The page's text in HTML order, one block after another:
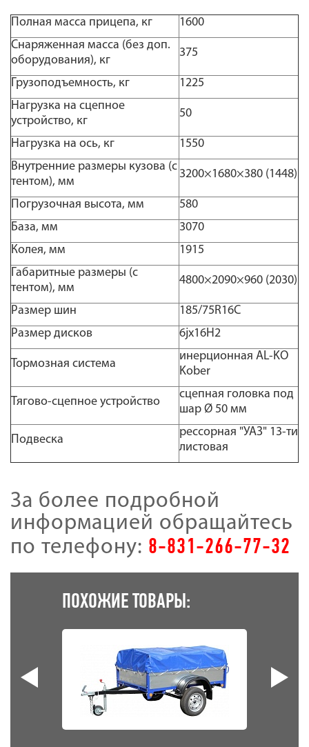
Полная масса прицепа, кг
1600
Снаряженная масса (без доп.
оборудования), кг
375
Грузоподъемность, кг
1225
Нагрузка на сцепное
устройство, кг
50
Нагрузка на ось, кг
1550
Внутренние размеры кузова (с
тентом), мм
3200×1680×380 (1448)
Погрузочная высота, мм
580
База, мм
3070
Колея, мм
1915
Габаритные размеры (с
тентом), мм
4800×2090×960 (2030)
Размер шин
185/75R16С
Размер дисков
6jx16H2
Тормозная система
инерционная AL-KO
Kober
Тягово-сцепное устройство
сцепная головка под
шар Ø 50 мм
Подвеска
рессорная "УАЗ" 13-ти
листовая
За более подробной
информацией обращайтесь
по телефону: 8-831-266-77-32
ПОХОЖИЕ ТОВАРЫ: